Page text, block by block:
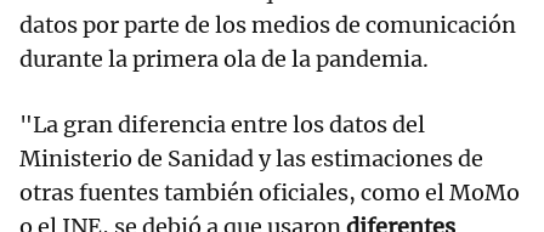
datos por parte de los medios de comunicación
durante la primera ola de la pandemia.
"La gran diferencia entre los datos del
Ministerio de Sanidad y las estimaciones de
otras fuentes también oficiales, como el MoMo